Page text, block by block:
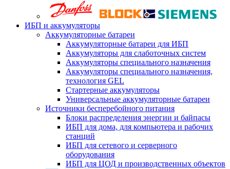
ИБП и аккумуляторы
Аккумуляторные батареи
Аккумуляторные батареи для ИБП
Аккумуляторы для слаботочных систем
Аккумуляторы специального назначения
Аккумуляторы специального назначения,
технология GEL
Стартерные аккумуляторы
Универсальные аккумуляторные батареи
Источники бесперебойного питания
Блоки распределения энергии и байпасы
ИБП для дома, для компьютера и рабочих
станций
ИБП для сетевого и серверного
оборудования
ИБП для ЦОД и производственных объектов